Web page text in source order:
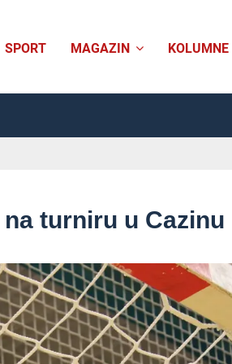
SPORT MAGAZIN KOLUMNE
turniru u Cazinu